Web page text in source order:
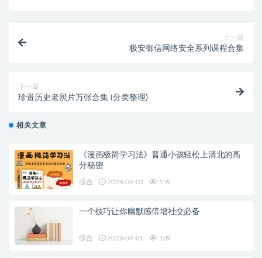
上一篇
极安御信网络安全系列课程合集
下一篇
珍贵历史老照片万张合集 (分类整理)
相关文章
《漫画极简学习法》普通小孩轻松上清北的高
分秘密
综合 2026-04-03 159
一个技巧让你幽默感倍增社交必备
综合 2026-04-01 189